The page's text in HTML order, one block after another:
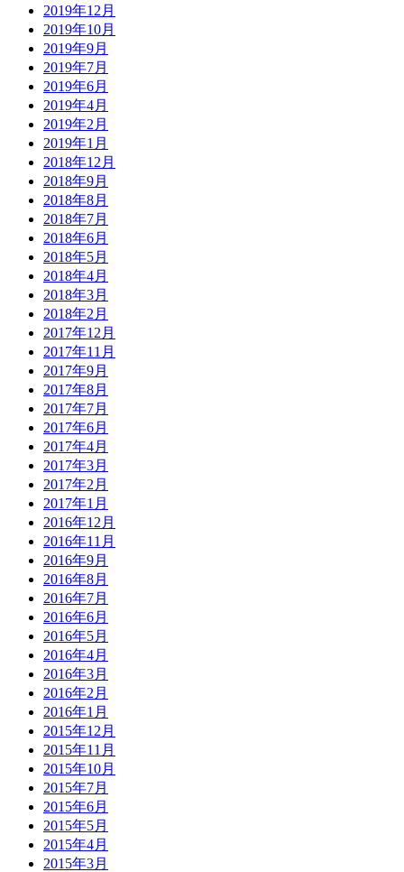
2019年12月
2019年10月
2019年9月
2019年7月
2019年6月
2019年4月
2019年2月
2019年1月
2018年12月
2018年9月
2018年8月
2018年7月
2018年6月
2018年5月
2018年4月
2018年3月
2018年2月
2017年12月
2017年11月
2017年9月
2017年8月
2017年7月
2017年6月
2017年4月
2017年3月
2017年2月
2017年1月
2016年12月
2016年11月
2016年9月
2016年8月
2016年7月
2016年6月
2016年5月
2016年4月
2016年3月
2016年2月
2016年1月
2015年12月
2015年11月
2015年10月
2015年7月
2015年6月
2015年5月
2015年4月
2015年3月